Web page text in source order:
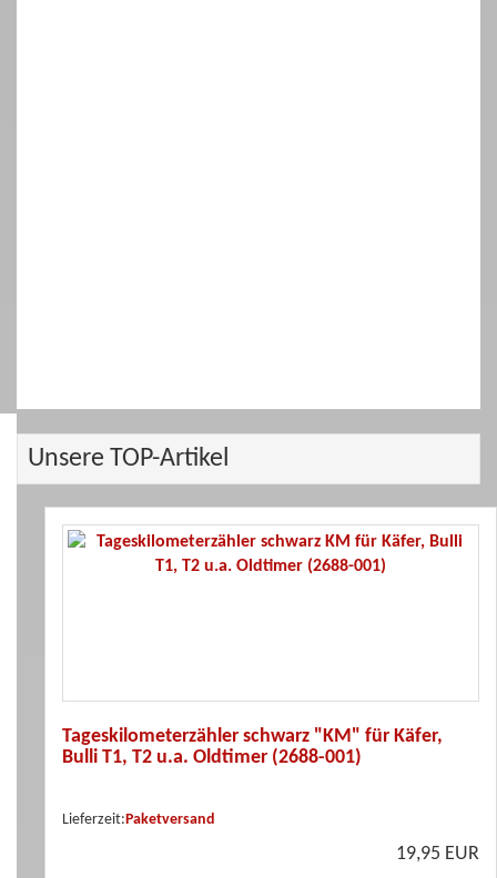
Unsere TOP-Artikel
Tageskilometerzähler schwarz "KM" für Käfer,
Bulli T1, T2 u.a. Oldtimer (2688-001)
Lieferzeit: Paketversand
19,95 EUR